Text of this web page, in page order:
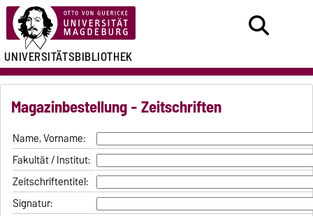
UNIVERSITÄTSBIBLIOTHEK
Magazinbestellung - Zeitschriften
Name, Vorname:
Fakultät / Institut:
Zeitschriftentitel:
Signatur: